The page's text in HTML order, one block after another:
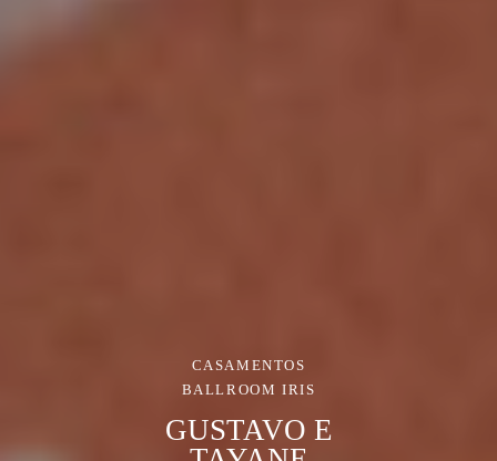
CASAMENTOS
BALLROOM IRIS
GUSTAVO E